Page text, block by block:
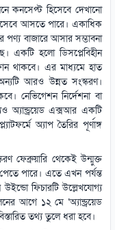
কনসেপ্ট হিসেবে দেখানো
আসতে পারে। একাধিক
পণ্য বাজারে আসার সম্ভাবনা
একটি হলো ডিসপ্লেবিহীন
থাকবে। এর মাধ্যমে হাত
আরও উন্নত সংস্করণ।
নেভিগেশন নির্দেশনা বা
অ্যান্ড্রয়েড এক্সআর একটি
অ্যাপ তৈরির পূর্ণাঙ্গ
ফেব্রুয়ারি থেকেই উন্মুক্ত
পারে। এতে এখন পর্যন্ত
ফিচারটি উল্লেখযোগ্য
আগে ১২ মে ‘অ্যান্ড্রয়েড
তথ্য তুলে ধরা হবে।